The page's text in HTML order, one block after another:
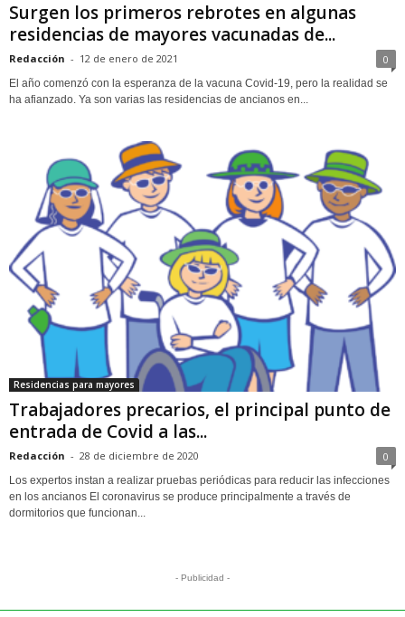
Surgen los primeros rebrotes en algunas
residencias de mayores vacunadas de...
Redacción - 12 de enero de 2021 0
El año comenzó con la esperanza de la vacuna Covid-19, pero la realidad se
ha afianzado. Ya son varias las residencias de ancianos en...
Residencias para mayores
Trabajadores precarios, el principal punto de
entrada de Covid a las...
Redacción - 28 de diciembre de 2020 0
Los expertos instan a realizar pruebas periódicas para reducir las infecciones
en los ancianos El coronavirus se produce principalmente a través de
dormitorios que funcionan...
- Publicidad -